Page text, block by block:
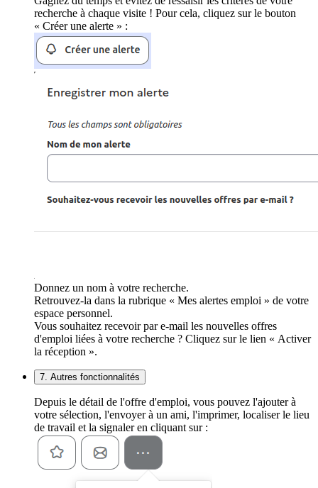
recherche à chaque visite ! Pour cela, cliquez sur le bouton
« Créer une alerte » :
Donnez un nom à votre recherche.
Retrouvez-la dans la rubrique « Mes alertes emploi » de votre
espace personnel.
Vous souhaitez recevoir par e-mail les nouvelles offres
d'emploi liées à votre recherche ? Cliquez sur le lien « Activer
la réception ».
7. Autres fonctionnalités
Depuis le détail de l'offre d'emploi, vous pouvez l'ajouter à
votre sélection, l'envoyer à un ami, l'imprimer, localiser le lieu
de travail et la signaler en cliquant sur :